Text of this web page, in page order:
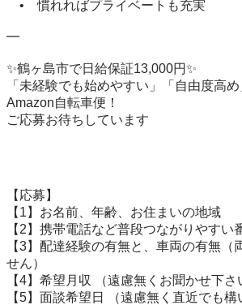
•　慣れればプライベートも充実
━
✨鶴ヶ島市で日給保証13,000円✨
「未経験でも始めやすい」「自由度高
Amazon自転車便！
ご応募お待ちしています
【応募】
【1】お名前、年齢、お住まいの地域
【2】携帯電話など普段つながりやすい
【3】配達経験の有無と、車両の有無（
せん）
【4】希望月収 （遠慮無くお聞かせ下さ
【5】面談希望日 （遠慮無く直近でも構